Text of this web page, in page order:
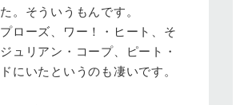
。そういうもんです。
ローズ、ワー！・ヒート、そ
ュリアン・コープ、ピート・
にいたというのも凄いです。